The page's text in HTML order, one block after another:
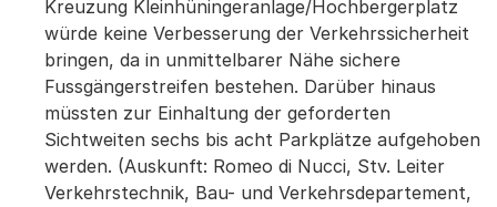
Kreuzung Kleinhüningeranlage/Hochbergerplatz
würde keine Verbesserung der Verkehrssicherheit
bringen, da in unmittelbarer Nähe sichere
Fussgängerstreifen bestehen. Darüber hinaus
müssten zur Einhaltung der geforderten
Sichtweiten sechs bis acht Parkplätze aufgehoben
werden. (Auskunft: Romeo di Nucci, Stv. Leiter
Verkehrstechnik, Bau- und Verkehrsdepartement,